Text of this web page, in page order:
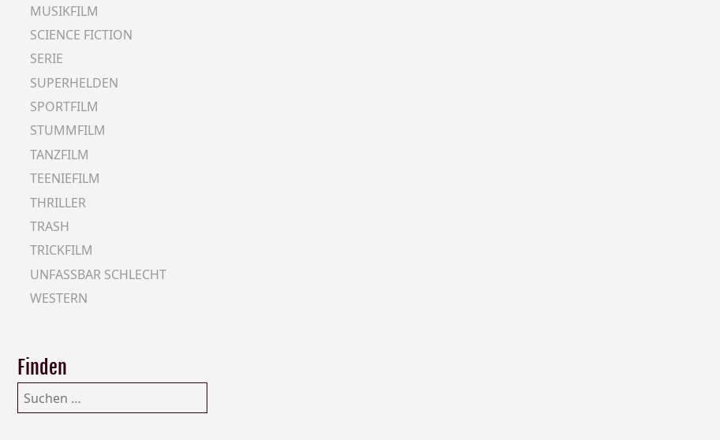
MUSIKFILM
SCIENCE FICTION
SERIE
SUPERHELDEN
SPORTFILM
STUMMFILM
TANZFILM
TEENIEFILM
THRILLER
TRASH
TRICKFILM
UNFASSBAR SCHLECHT
WESTERN
Finden
Suchen
nach: